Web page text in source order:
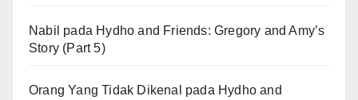
Nabil pada Hydho and Friends: Gregory and Amy’s
Story (Part 5)
Orang Yang Tidak Dikenal pada Hydho and